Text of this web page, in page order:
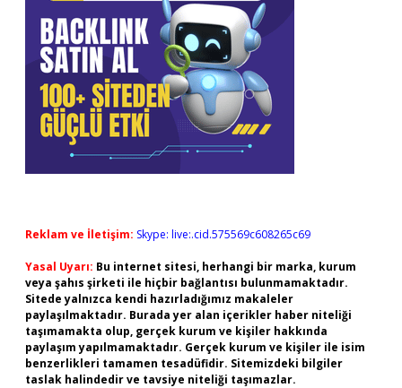
Reklam ve İletişim: Skype: live:.cid.575569c608265c69
Yasal Uyarı: Bu internet sitesi, herhangi bir marka, kurum
veya şahıs şirketi ile hiçbir bağlantısı bulunmamaktadır.
Sitede yalnızca kendi hazırladığımız makaleler
paylaşılmaktadır. Burada yer alan içerikler haber niteliği
taşımamakta olup, gerçek kurum ve kişiler hakkında
paylaşım yapılmamaktadır. Gerçek kurum ve kişiler ile isim
benzerlikleri tamamen tesadüfidir. Sitemizdeki bilgiler
taslak halindedir ve tavsiye niteliği taşımazlar.